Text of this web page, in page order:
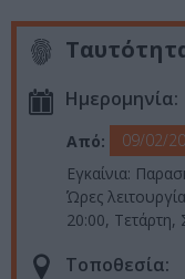
Ημερομηνία:
Από: 09/02/
Εγκαίνια:
Ώρες
20:00,
Τοποθεσία: